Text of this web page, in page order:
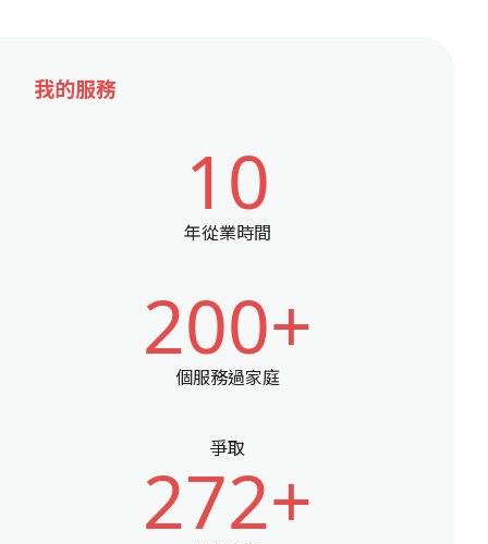
我的服務
10
年從業時間
200+
個服務過家庭
爭取
272+